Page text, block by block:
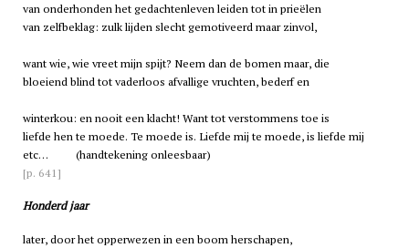
van onderhonden het gedachtenleven leiden tot in prieëlen
van zelfbeklag: zulk lijden slecht gemotiveerd maar zinvol,
want wie, wie vreet mijn spijt? Neem dan de bomen maar, die
bloeiend blind tot vaderloos afvallige vruchten, bederf en
winterkou: en nooit een klacht! Want tot verstommens toe is
liefde hen te moede. Te moede is. Liefde mij te moede, is liefde mij
etc… (handtekening onleesbaar)
[p. 641]
Honderd jaar
later, door het opperwezen in een boom herschapen,